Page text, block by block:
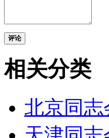
评论
相关分类
北京同志